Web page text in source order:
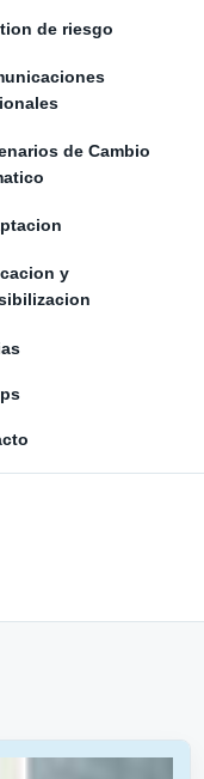
de riesgo
de Cambio
y